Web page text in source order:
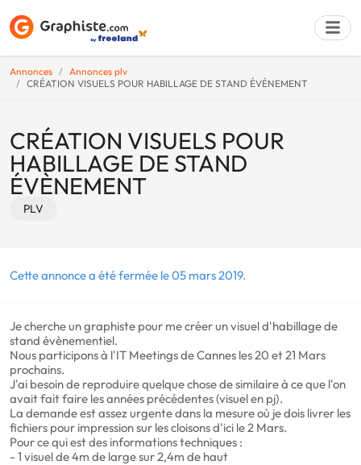
Annonces
Annonces plv
CRÉATION VISUELS POUR HABILLAGE DE STAND ÉVÈNEMENT
CRÉATION VISUELS POUR
HABILLAGE DE STAND
ÉVÈNEMENT
PLV
Cette annonce a été fermée le 05 mars 2019.
Je cherche un graphiste pour me créer un visuel d'habillage de
stand évènementiel.
Nous participons à l'IT Meetings de Cannes les 20 et 21 Mars
prochains.
J'ai besoin de reproduire quelque chose de similaire à ce que l'on
avait fait faire les années précédentes (visuel en pj).
La demande est assez urgente dans la mesure où je dois livrer les
fichiers pour impression sur les cloisons d'ici le 2 Mars.
Pour ce qui est des informations techniques :
- 1 visuel de 4m de large sur 2,4m de haut